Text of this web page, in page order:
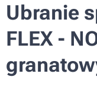
Ubranie
FLEX -